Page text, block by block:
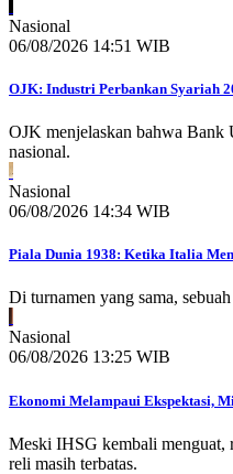
Nasional
06/08/2026 14:51 WIB
OJK: Industri Perbankan Syariah
OJK menjelaskan bahwa Bank
nasional.
Nasional
06/08/2026 14:34 WIB
Piala Dunia 1938: Ketika Italia
Di turnamen yang sama,
Nasional
06/08/2026 13:25 WIB
Ekonomi Melampaui Ekspektasi,
Meski IHSG kembali menguat,
reli masih terbatas.